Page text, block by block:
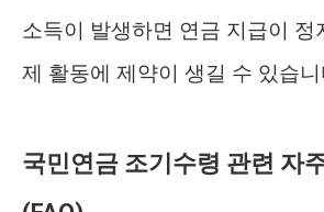
소득이 발생하면 연금 지급이 정
제 활동에 제약이 생길 수 있습니
국민연금 조기수령 관련 자